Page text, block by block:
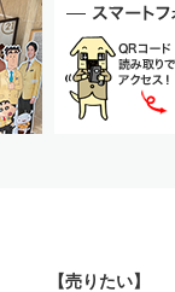
【売りたい】